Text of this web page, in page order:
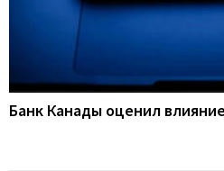
Банк Канады оценил